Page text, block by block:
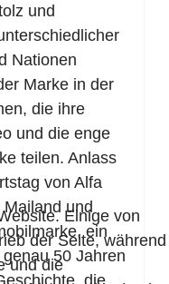
und
Nationen
Marke in der
die ihre
und die enge
teilen. Anlass
von Alfa
und
ein
50 Jahren
die
Einige von
der Seite, während
und die